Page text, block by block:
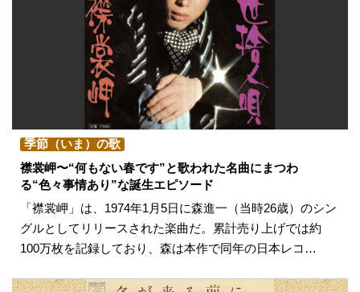
季節（いま）の歌
襟裳岬〜“何もない春です”と歌われた名曲にまつわ
る“色々事情あり”な誕生エピソード
「襟裳岬」は、1974年1月5日に森進一（当時26歳）のシン
グルとしてリリースされた楽曲だ。累計売り上げでは約
100万枚を記録しており、森は本作で同年の日本レコ…